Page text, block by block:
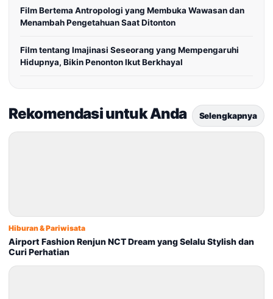
Film Bertema Antropologi yang Membuka Wawasan dan
Menambah Pengetahuan Saat Ditonton
Film tentang Imajinasi Seseorang yang Mempengaruhi
Hidupnya, Bikin Penonton Ikut Berkhayal
Rekomendasi untuk Anda Selengkapnya
Hiburan & Pariwisata
Airport Fashion Renjun NCT Dream yang Selalu Stylish dan
Curi Perhatian